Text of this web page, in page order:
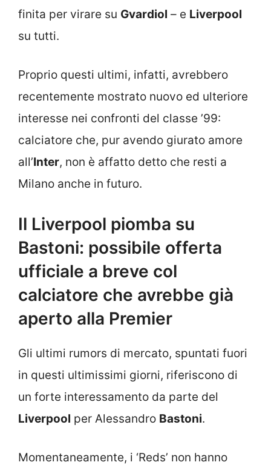
finita per virare su Gvardiol – e Liverpool
su tutti.
Proprio questi ultimi, infatti, avrebbero
recentemente mostrato nuovo ed ulteriore
interesse nei confronti del classe ’99:
calciatore che, pur avendo giurato amore
all’Inter, non è affatto detto che resti a
Milano anche in futuro.
Il Liverpool piomba su
Bastoni: possibile offerta
ufficiale a breve col
calciatore che avrebbe già
aperto alla Premier
Gli ultimi rumors di mercato, spuntati fuori
in questi ultimissimi giorni, riferiscono di
un forte interessamento da parte del
Liverpool per Alessandro Bastoni.
Momentaneamente, i ‘Reds’ non hanno